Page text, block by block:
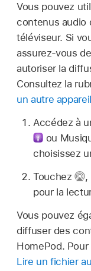
Vous pouvez
contenus audio
téléviseur. Si
assurez-vous
autoriser la
Consultez la
un autre appareil
Accédez à
ou
choisissez
Touchez
,
pour la
Vous pouvez
diffuser des
HomePod.
Lire un fichier